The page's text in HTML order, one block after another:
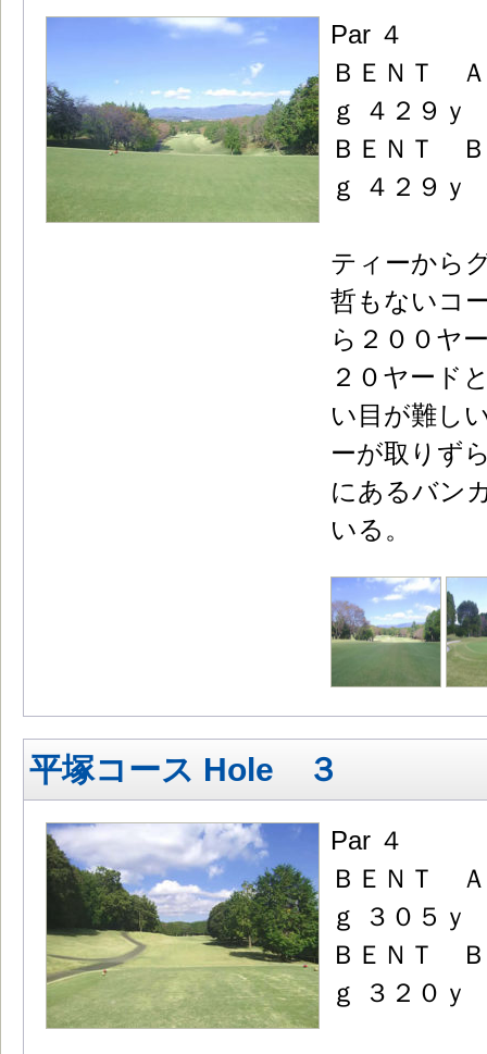
Par ４
ＢＥＮＴ
ｇ ４２９ｙ
ＢＥＮＴ
ｇ ４２９ｙ
ティーから
哲もないコ
ら２００ヤ
２０ヤード
い目が難し
ーが取りず
にあるバン
いる。
平塚コース Hole ３
Par ４
ＢＥＮＴ
ｇ ３０５ｙ
ＢＥＮＴ
ｇ ３２０ｙ